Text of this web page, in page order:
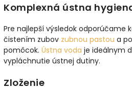
Komplexná ústna
Pre najlepší výsledok odporúčame
čistením zubov zubnou pastou a
pomôcok. Ústna voda je ideálnym
vypláchnutie ústnej dutiny.
Zloženie